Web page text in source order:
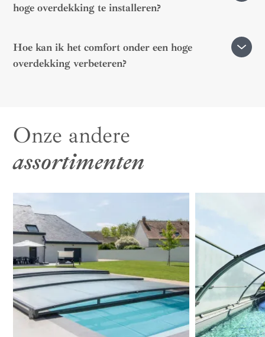
hoge overdekking te installeren?
Hoe kan ik het comfort onder een hoge
overdekking verbeteren?
Onze andere
assortimenten